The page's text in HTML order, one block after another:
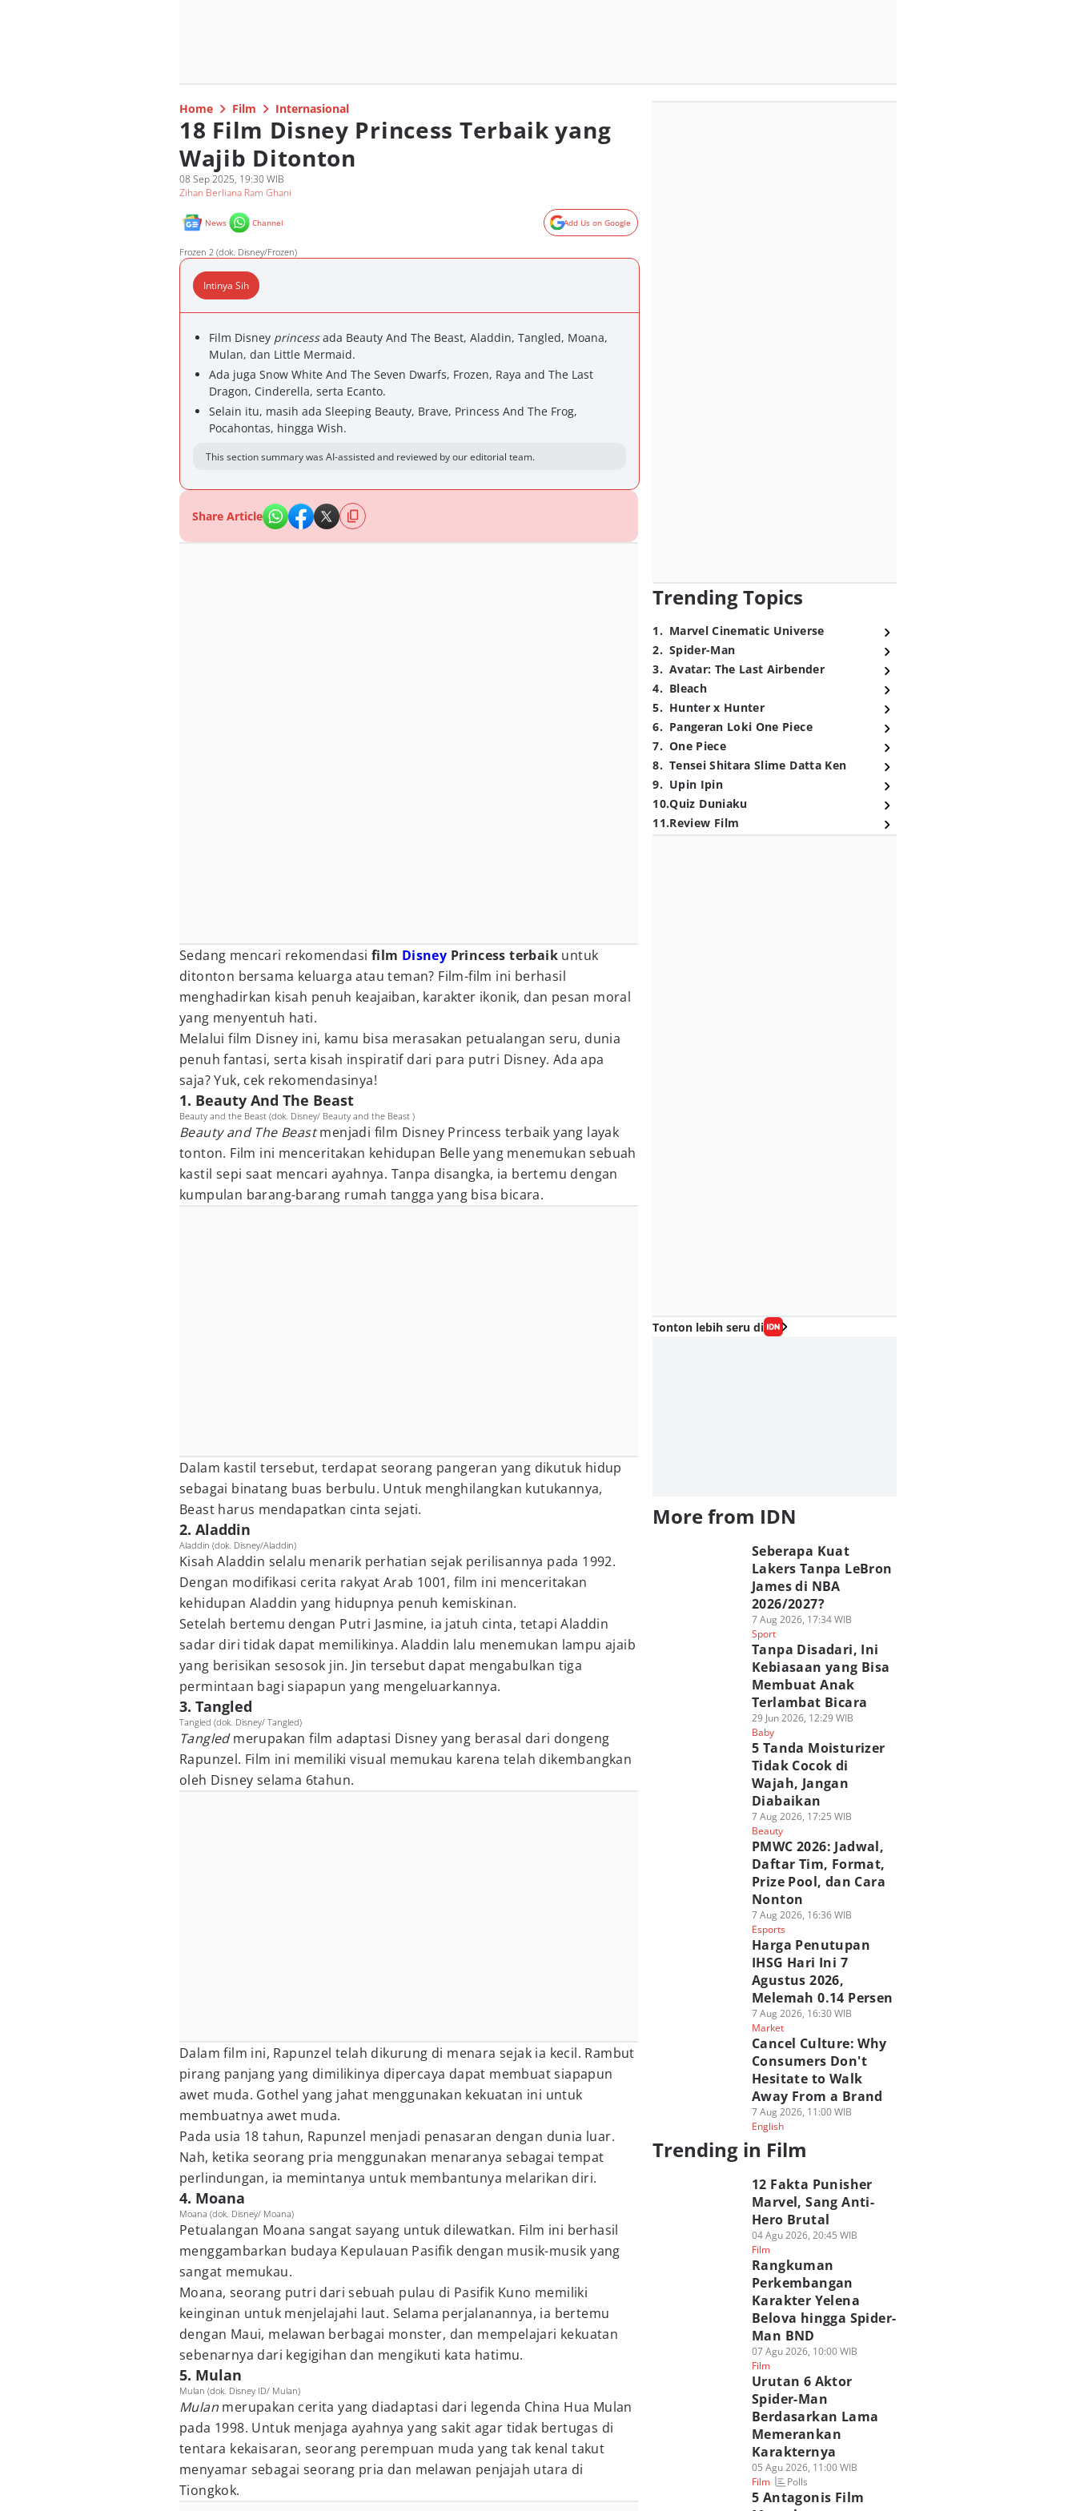
Home Film Internasional
18 Film Disney Princess Terbaik yang
Wajib Ditonton
08 Sep 2025, 19:30 WIB
Zihan Berliana Ram Ghani
News Channel Add Us on Google
Frozen 2 (dok. Disney/Frozen)
Intinya Sih
Film Disney princessada Beauty And The Beast, Aladdin, Tangled, Moana,
Mulan, dan Little Mermaid.
Ada juga Snow White And The Seven Dwarfs, Frozen, Raya and The Last
Dragon, Cinderella, serta Ecanto.
Selain itu, masih ada Sleeping Beauty, Brave, Princess And The Frog,
Pocahontas, hingga Wish.
This section summary was AI-assisted and reviewed by our editorial team.
Share Article
Sedang mencari rekomendasi film Disney Princess terbaik untuk
ditonton bersama keluarga atau teman? Film-film ini berhasil
menghadirkan kisah penuh keajaiban, karakter ikonik, dan pesan moral
yang menyentuh hati.
Melalui film Disney ini, kamu bisa merasakan petualangan seru, dunia
penuh fantasi, serta kisah inspiratif dari para putri Disney. Ada apa
saja? Yuk, cek rekomendasinya!
1. Beauty And The Beast
Beauty and the Beast (dok. Disney/ Beauty and the Beast )
Beauty and The Beastmenjadi film Disney Princess terbaik yang layak
tonton. Film ini menceritakan kehidupan Belle yang menemukan sebuah
kastil sepi saat mencari ayahnya. Tanpa disangka, ia bertemu dengan
kumpulan barang-barang rumah tangga yang bisa bicara.
Dalam kastil tersebut, terdapat seorang pangeran yang dikutuk hidup
sebagai binatang buas berbulu. Untuk menghilangkan kutukannya,
Beast harus mendapatkan cinta sejati.
2. Aladdin
Aladdin (dok. Disney/Aladdin)
Kisah Aladdin selalu menarik perhatian sejak perilisannya pada 1992.
Dengan modifikasi cerita rakyat Arab 1001, film ini menceritakan
kehidupan Aladdin yang hidupnya penuh kemiskinan.
Setelah bertemu dengan Putri Jasmine, ia jatuh cinta, tetapi Aladdin
sadar diri tidak dapat memilikinya. Aladdin lalu menemukan lampu ajaib
yang berisikan sesosok jin. Jin tersebut dapat mengabulkan tiga
permintaan bagi siapapun yang mengeluarkannya.
3. Tangled
Tangled (dok. Disney/ Tangled)
Tangledmerupakan film adaptasi Disney yang berasal dari dongeng
Rapunzel. Film ini memiliki visual memukau karena telah dikembangkan
oleh Disney selama 6tahun.
Dalam film ini, Rapunzel telah dikurung di menara sejak ia kecil. Rambut
pirang panjang yang dimilikinya dipercaya dapat membuat siapapun
awet muda. Gothel yang jahat menggunakan kekuatan ini untuk
membuatnya awet muda.
Pada usia 18 tahun, Rapunzel menjadi penasaran dengan dunia luar.
Nah, ketika seorang pria menggunakan menaranya sebagai tempat
perlindungan, ia memintanya untuk membantunya melarikan diri.
4. Moana
Moana (dok. Disney/ Moana)
Petualangan Moana sangat sayang untuk dilewatkan. Film ini berhasil
menggambarkan budaya Kepulauan Pasifik dengan musik-musik yang
sangat memukau.
Moana, seorang putri dari sebuah pulau di Pasifik Kuno memiliki
keinginan untuk menjelajahi laut. Selama perjalanannya, ia bertemu
dengan Maui, melawan berbagai monster, dan mempelajari kekuatan
sebenarnya dari kegigihan dan mengikuti kata hatimu.
5. Mulan
Mulan (dok. Disney ID/ Mulan)
Mulan merupakan cerita yang diadaptasi dari legenda China Hua Mulan
pada 1998. Untuk menjaga ayahnya yang sakit agar tidak bertugas di
tentara kekaisaran, seorang perempuan muda yang tak kenal takut
menyamar sebagai seorang pria dan melawan penjajah utara di
Tiongkok.
Trending Topics
1. Marvel Cinematic Universe
2. Spider-Man
3. Avatar: The Last Airbender
4. Bleach
5. Hunter x Hunter
6. Pangeran Loki One Piece
7. One Piece
8. Tensei Shitara Slime Datta Ken
9. Upin Ipin
10.Quiz Duniaku
11.Review Film
Tonton lebih seru di
More from IDN
Seberapa Kuat
Lakers Tanpa LeBron
James di NBA
2026/2027?
7 Aug 2026, 17:34 WIB
Sport
Tanpa Disadari, Ini
Kebiasaan yang Bisa
Membuat Anak
Terlambat Bicara
29 Jun 2026, 12:29 WIB
Baby
5 Tanda Moisturizer
Tidak Cocok di
Wajah, Jangan
Diabaikan
7 Aug 2026, 17:25 WIB
Beauty
PMWC 2026: Jadwal,
Daftar Tim, Format,
Prize Pool, dan Cara
Nonton
7 Aug 2026, 16:36 WIB
Esports
Harga Penutupan
IHSG Hari Ini 7
Agustus 2026,
Melemah 0.14 Persen
7 Aug 2026, 16:30 WIB
Market
Cancel Culture: Why
Consumers Don't
Hesitate to Walk
Away From a Brand
7 Aug 2026, 11:00 WIB
English
Trending in Film
12 Fakta Punisher
Marvel, Sang Anti-
Hero Brutal
04 Agu 2026, 20:45 WIB
Film
Rangkuman
Perkembangan
Karakter Yelena
Belova hingga Spider-
Man BND
07 Agu 2026, 10:00 WIB
Film
Urutan 6 Aktor
Spider-Man
Berdasarkan Lama
Memerankan
Karakternya
05 Agu 2026, 11:00 WIB
Film
Polls
5 Antagonis Film